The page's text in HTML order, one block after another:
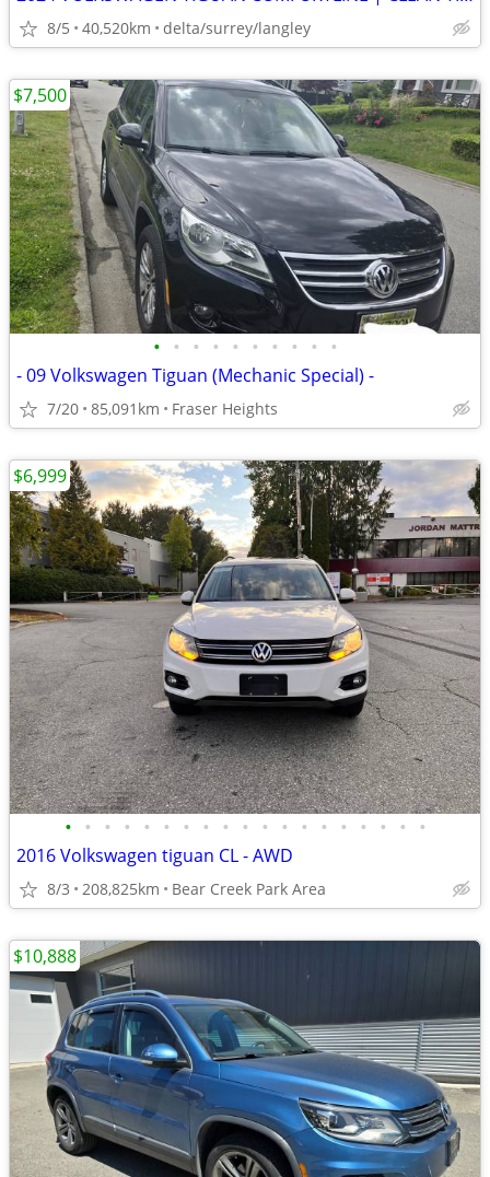
8/5 40,520km delta/surrey/langley
• • • • • • • • • •
- 09 Volkswagen Tiguan (Mechanic Special) -
7/20 85,091km Fraser Heights
$7,500
• • • • • • • • • • • • • • • • • • •
2016 Volkswagen tiguan CL - AWD
8/3 208,825km Bear Creek Park Area
$6,999
$10,888